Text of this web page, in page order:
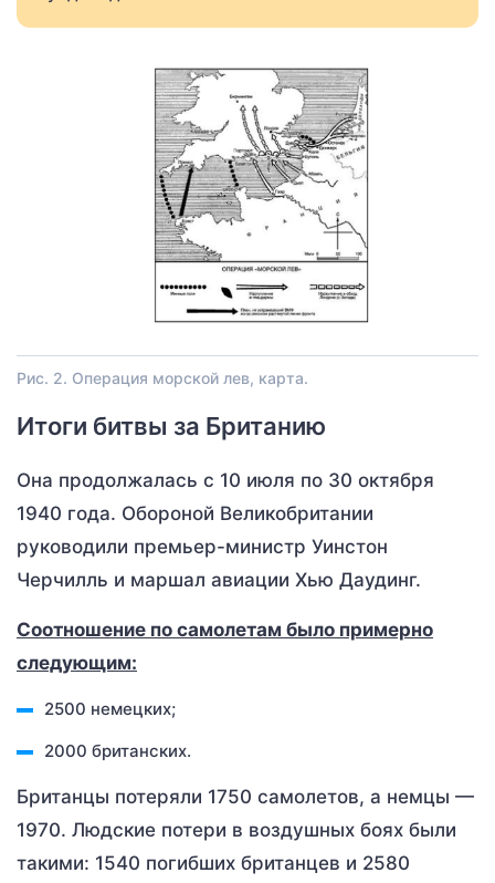
Рис. 2. Операция морской лев, карта.
Итоги битвы за Британию
Она продолжалась с 10 июля по 30 октября
1940 года. Обороной Великобритании
руководили премьер-министр Уинстон
Черчилль и маршал авиации Хью Даудинг.
Соотношение по самолетам было примерно
следующим:
2500 немецких;
2000 британских.
Британцы потеряли 1750 самолетов, а немцы —
1970. Людские потери в воздушных боях были
такими: 1540 погибших британцев и 2580